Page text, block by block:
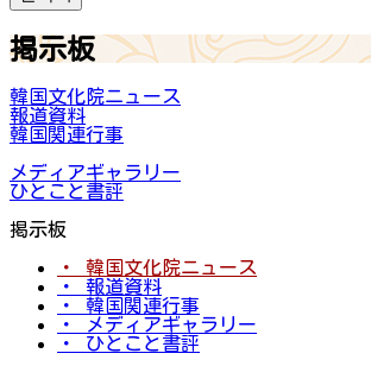
掲示板
韓国文化院ニュース
報道資料
韓国関連行事
メディアギャラリー
ひとこと書評
掲示板
・ 韓国文化院ニュース
・ 報道資料
・ 韓国関連行事
・ メディアギャラリー
・ ひとこと書評